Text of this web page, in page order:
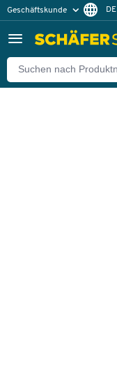
Geschäftskunde DE
Zurück